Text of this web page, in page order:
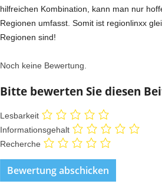
hilfreichen Kombination, kann man nur
Regionen umfasst. Somit ist regionlinxx
Regionen sind!
Noch keine Bewertung.
Bitte bewerten Sie diesen
Lesbarkeit
Informationsgehalt
Recherche